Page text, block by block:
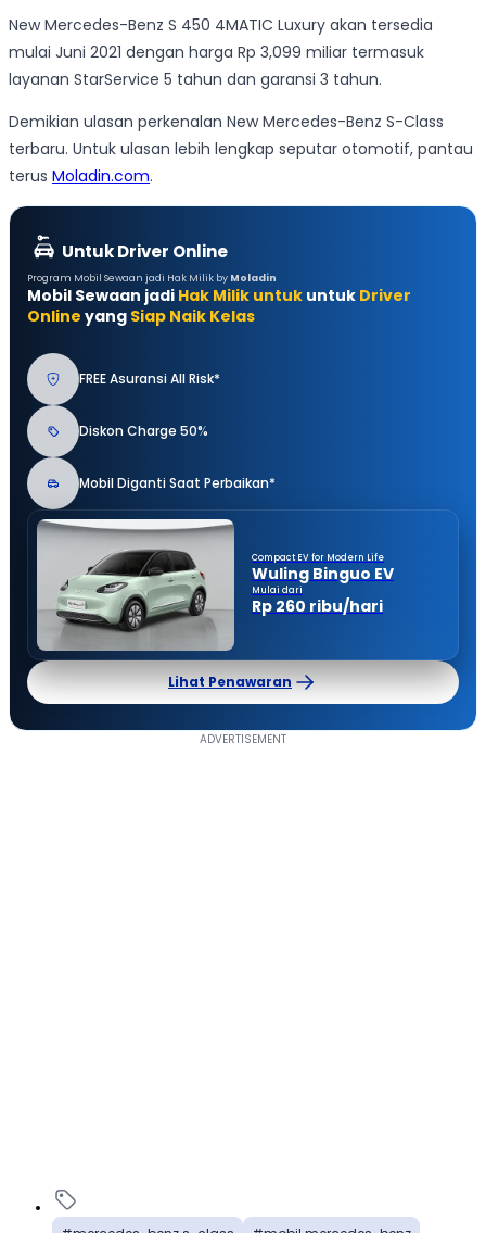
New Mercedes-Benz S 450 4MATIC Luxury akan tersedia
mulai Juni 2021 dengan harga Rp 3,099 miliar termasuk
layanan StarService 5 tahun dan garansi 3 tahun.
Demikian ulasan perkenalan New Mercedes-Benz S-Class
terbaru. Untuk ulasan lebih lengkap seputar otomotif, pantau
terus Moladin.com.
Untuk Driver Online
Program Mobil Sewaan jadi Hak Milik by Moladin
Mobil Sewaan jadi Hak Milik untuk untuk Driver
Online yang Siap Naik Kelas
FREE Asuransi All Risk*
Diskon Charge 50%
Mobil Diganti Saat Perbaikan*
Compact EV for Modern Life
Wuling Binguo EV
Mulai dari
Rp 260 ribu/hari
Lihat Penawaran